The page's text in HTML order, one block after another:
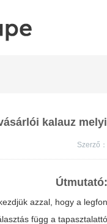
kalauz
Szerző：
azzal, hogy a
függ a